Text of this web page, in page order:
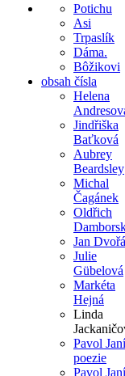
Potichu
Asi
Trpaslík
Dáma.
Bôžikovi
obsah čísla
Helena
Jindřiška
Baťková
Aubrey
Beardsley
Michal
Čagánek
Oldřich
Jan
Julie
Gübelová
Markéta
Hejná
Linda
Pavol
poezie
Pavol